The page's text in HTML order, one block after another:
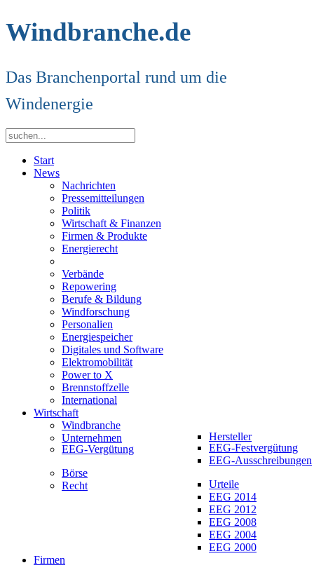
Windbranche.de
Das Branchenportal rund um die
Windenergie
Start
News
Nachrichten
Pressemitteilungen
Politik
Wirtschaft & Finanzen
Firmen & Produkte
Energierecht
Verbände
Repowering
Berufe & Bildung
Windforschung
Personalien
Energiespeicher
Digitales und Software
Elektromobilität
Power to X
Brennstoffzelle
International
Wirtschaft
Windbranche
Unternehmen
Hersteller
EEG-Vergütung
EEG-Festvergütung
EEG-Ausschreibungen
Börse
Recht
Urteile
EEG 2014
EEG 2012
EEG 2008
EEG 2004
EEG 2000
Firmen